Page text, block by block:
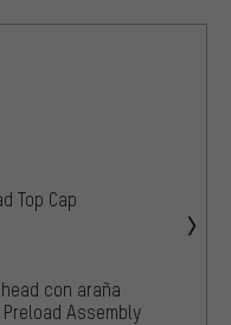
Top Cap
con araña
Assembly